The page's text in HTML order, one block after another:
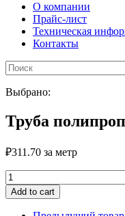
О компании
Прайс-лист
Техническая
Контакты
Выбрано:
Труба
₽311.70 за метр
Труба
полипропиленовая
PN10
Add to cart